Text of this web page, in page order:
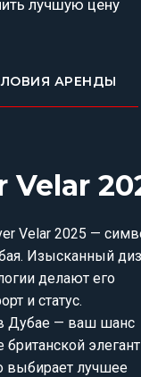
Velar 2025 —
Изысканный
делают его
и статус.
Дубае — ваш шанс
выбирает лучшее
АРЕНДЫ
лучшую цену